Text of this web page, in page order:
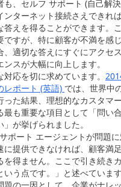
も、セルフ サポート (自己解
ンターネット接続さえできれ
答えを得ることができます。
ですが、特に顧客が不満を感
、適切な答えにすぐにアクセ
スが大幅に向上します。
応を切に求めています。
レポート (英語) では、世界中
った結果、理想的なカスタマ
最も重要な項目として「問い
が挙げられました。
ポート エージェントが問題
に提供できなければ、顧客満
を得ません。ここで引き続き
いう点です。」と述べています
題の一因として、企業がナレ